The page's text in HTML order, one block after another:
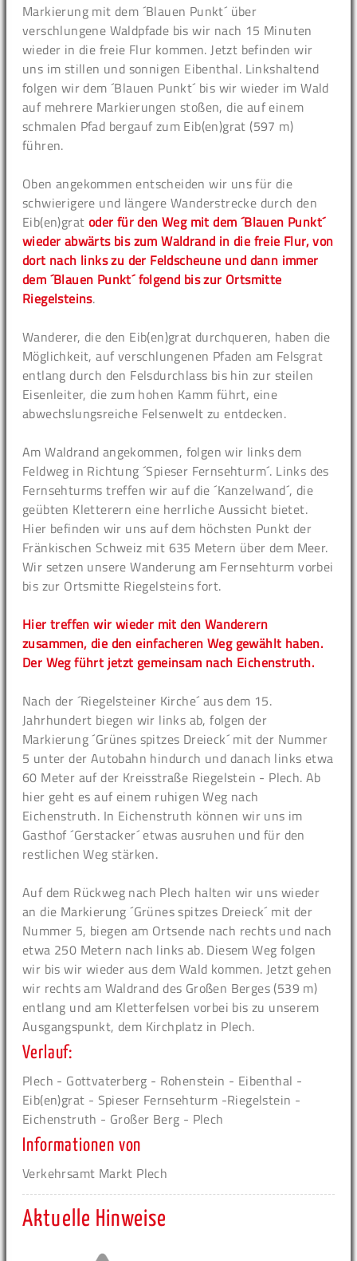
Markierung mit dem ´Blauen Punkt´ über
verschlungene Waldpfade bis wir nach 15 Minuten
wieder in die freie Flur kommen. Jetzt befinden wir
uns im stillen und sonnigen Eibenthal. Linkshaltend
folgen wir dem ´Blauen Punkt´ bis wir wieder im Wald
auf mehrere Markierungen stoßen, die auf einem
schmalen Pfad bergauf zum Eib(en)grat (597 m)
führen.
Oben angekommen entscheiden wir uns für die
schwierigere und längere Wanderstrecke durch den
Eib(en)grat oder für den Weg mit dem ´Blauen Punkt´
wieder abwärts bis zum Waldrand in die freie Flur, von
dort nach links zu der Feldscheune und dann immer
dem ´Blauen Punkt´ folgend bis zur Ortsmitte
Riegelsteins.
Wanderer, die den Eib(en)grat durchqueren, haben die
Möglichkeit, auf verschlungenen Pfaden am Felsgrat
entlang durch den Felsdurchlass bis hin zur steilen
Eisenleiter, die zum hohen Kamm führt, eine
abwechslungsreiche Felsenwelt zu entdecken.
Am Waldrand angekommen, folgen wir links dem
Feldweg in Richtung ´Spieser Fernsehturm´. Links des
Fernsehturms treffen wir auf die ´Kanzelwand´, die
geübten Kletterern eine herrliche Aussicht bietet.
Hier befinden wir uns auf dem höchsten Punkt der
Fränkischen Schweiz mit 635 Metern über dem Meer.
Wir setzen unsere Wanderung am Fernsehturm vorbei
bis zur Ortsmitte Riegelsteins fort.
Hier treffen wir wieder mit den Wanderern
zusammen, die den einfacheren Weg gewählt haben.
Der Weg führt jetzt gemeinsam nach Eichenstruth.
Nach der ´Riegelsteiner Kirche´ aus dem 15.
Jahrhundert biegen wir links ab, folgen der
Markierung ´Grünes spitzes Dreieck´ mit der Nummer
5 unter der Autobahn hindurch und danach links etwa
60 Meter auf der Kreisstraße Riegelstein - Plech. Ab
hier geht es auf einem ruhigen Weg nach
Eichenstruth. In Eichenstruth können wir uns im
Gasthof ´Gerstacker´ etwas ausruhen und für den
restlichen Weg stärken.
Auf dem Rückweg nach Plech halten wir uns wieder
an die Markierung ´Grünes spitzes Dreieck´ mit der
Nummer 5, biegen am Ortsende nach rechts und nach
etwa 250 Metern nach links ab. Diesem Weg folgen
wir bis wir wieder aus dem Wald kommen. Jetzt gehen
wir rechts am Waldrand des Großen Berges (539 m)
entlang und am Kletterfelsen vorbei bis zu unserem
Ausgangspunkt, dem Kirchplatz in Plech.
Verlauf:
Plech - Gottvaterberg - Rohenstein - Eibenthal -
Eib(en)grat - Spieser Fernsehturm -Riegelstein -
Eichenstruth - Großer Berg - Plech
Informationen von
Verkehrsamt Markt Plech
Aktuelle Hinweise